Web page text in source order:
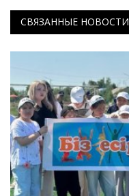
СВЯЗАННЫЕ НОВОСТИ